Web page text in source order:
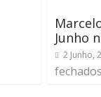
Junho
2 Junho,